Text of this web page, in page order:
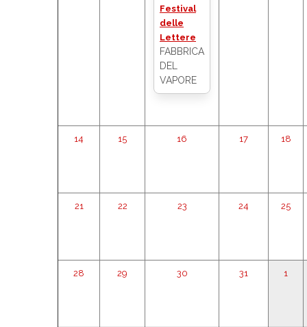
Festival
delle
Lettere
FABBRICA
DEL
VAPORE
14 15 16 17 18
21 22 23 24 25
28 29 30 31 1